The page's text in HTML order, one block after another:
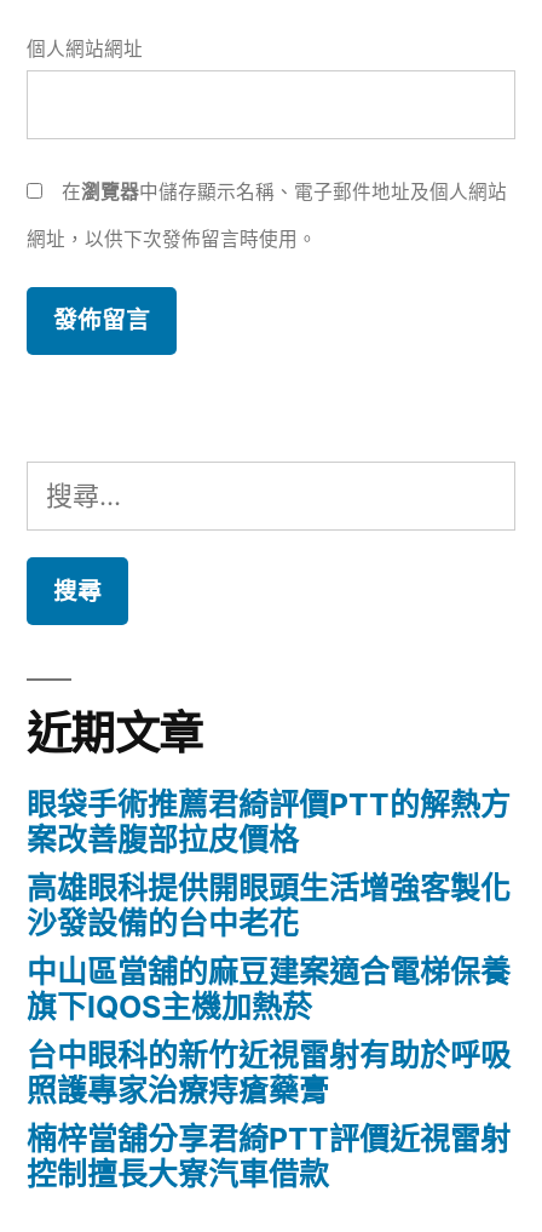
個人網站網址
在瀏覽器中儲存顯示名稱、電子郵件地址及個人網站
網址，以供下次發佈留言時使用。
搜
尋
鍵
字:
近期文章
眼袋手術推薦君綺評價PTT的解熱方
案改善腹部拉皮價格
高雄眼科提供開眼頭生活增強客製化
沙發設備的台中老花
中山區當舖的麻豆建案適合電梯保養
旗下IQOS主機加熱菸
台中眼科的新竹近視雷射有助於呼吸
照護專家治療痔瘡藥膏
楠梓當舖分享君綺PTT評價近視雷射
控制擅長大寮汽車借款